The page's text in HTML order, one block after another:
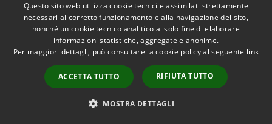
Condizioni di servizio
PDF
Scarica
Questo sito web utilizza cookie tecnici e assimilati strettamente
necessari al corretto funzionamento e alla navigazione del sito,
nonché un cookie tecnico analitico al solo fine di elaborare
informazioni statistiche, aggregate e anonime.
Per maggiori dettagli, può consultare la cookie policy al seguente link
ACCETTA TUTTO RIFIUTA TUTTO
MOSTRA DETTAGLI